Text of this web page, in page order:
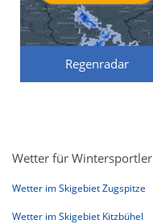
Regenradar
Wetter für Wintersportler
Wetter im Skigebiet Zugspitze
Wetter im Skigebiet Kitzbühel